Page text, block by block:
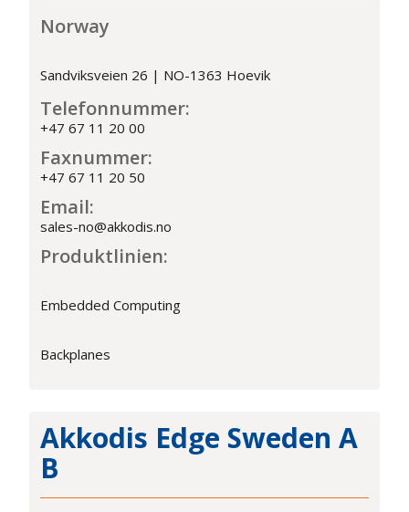
Norway
Sandviksveien 26 | NO-1363 Hoevik
Telefonnummer:
+47 67 11 20 00
Faxnummer:
+47 67 11 20 50
Email:
sales-no@akkodis.no
Produktlinien:
Embedded Computing
Backplanes
Akkodis Edge Sweden A
B